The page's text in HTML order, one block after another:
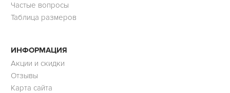
Частые вопросы
Таблица размеров
ИНФОРМАЦИЯ
Акции и скидки
Отзывы
Карта сайта